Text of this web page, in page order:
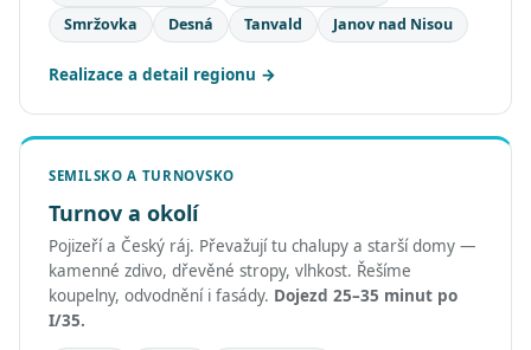
Smržovka
Desná Tanvald Janov nad Nisou
Realizace a detail regionu
SEMILSKO A TURNOVSKO
Turnov a okolí
Pojizeří a Český ráj. Převažují tu chalupy a starší domy —
kamenné zdivo, dřevěné stropy, vlhkost. Řešíme
koupelny, odvodnění i fasády. Dojezd 25–35 minut po
I/35.